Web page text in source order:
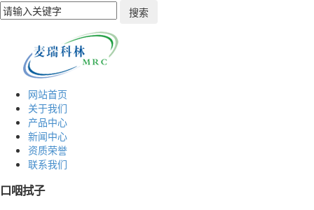
网站首页
关于我们
产品中心
新闻中心
资质荣誉
联系我们
口咽拭子